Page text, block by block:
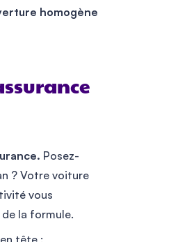
homogène
Posez-
? Votre voiture
vous
la formule.
tête :